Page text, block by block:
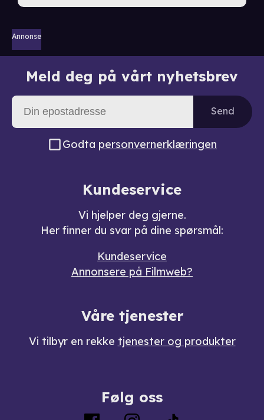
Annonse
Meld deg på vårt nyhetsbrev
Send
Godta personvernerklæringen
Kundeservice
Vi hjelper deg gjerne.
Her finner du svar på dine spørsmål:
Kundeservice
Annonsere på Filmweb?
Våre tjenester
Vi tilbyr en rekke tjenester og produkter
Følg oss